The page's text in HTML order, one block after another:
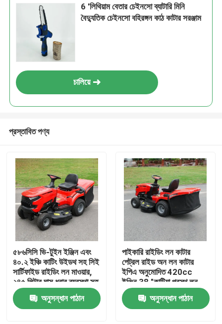
বাড়ি
6 'লিথিয়াম বেতার চেইনসো ব্যাটারি মিনি
বৈদ্যুতিক চেইনসো বহিরঙ্গন কাঠ কাটার সরঞ্জাম
চালিয়ে
প্রস্তাবিত পণ্য
৫৮৬সিসি ভি-টুইন ইঞ্জিন এবং
৪০.২ ইঞ্চি কাটিং উইডথ সহ সিই
সার্টিফাইড রাইডিং লন মাওয়ার,
২৪৫ লিটার ঘাস ধরার ব্যবস্থা সহ
অনুসন্ধান পাঠান
পাইকারি রাইডিং লন কাটার
পেট্রল রাইড অন লন কাটার
ইপিএ অনুমোদিত 420cc
ইঞ্জিন 38 "কাটিয়া প্রস্থ লন
ট্র্যাক্টর OEM সমর্থন
অনুসন্ধান পাঠান